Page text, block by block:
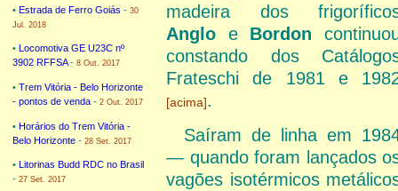
• Estrada de Ferro Goiás - 30
Jul. 2018
• Locomotiva GE U23C nº
3902 RFFSA- 8 Out. 2017
• Trem Vitória - Belo Horizonte
- pontos de venda - 2 Out. 2017
• Horários do Trem Vitória -
Belo Horizonte - 28 Set. 2017
• Litorinas Budd RDC no Brasil
- 27 Set. 2017
madeira dos
Anglo e Bordon
constando dos
Frateschi de 1981 e
[acima].
Saíram de linha em
— quando foram lançados
vagões isotérmicos